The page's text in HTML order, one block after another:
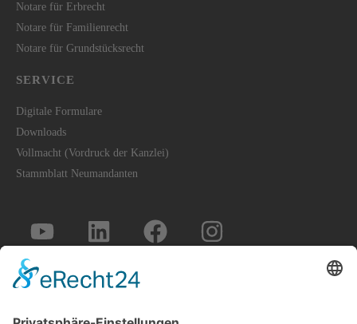
Notare für Erbrecht
Notare für Familienrecht
Notare für Grundstücksrecht
SERVICE
Digitale Formulare
Downloads
Vollmacht (Vordruck der Kanzlei)
Stammblatt Neumandanten